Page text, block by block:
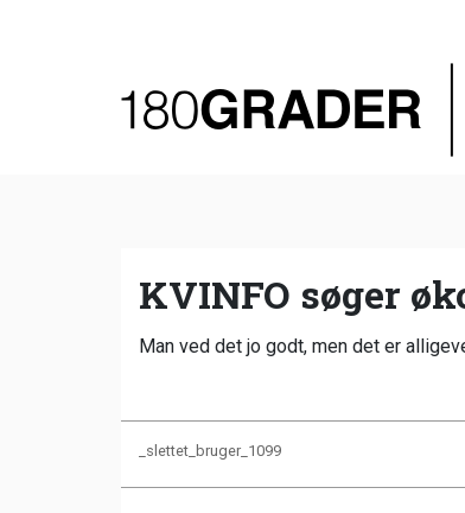
KVINFO søger
Man ved det jo godt, men det er
_slettet_bruger_1099